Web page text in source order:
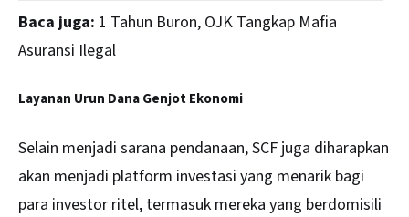
Baca juga: 1 Tahun Buron, OJK Tangkap Mafia
Asuransi Ilegal
Layanan Urun Dana Genjot Ekonomi
Selain menjadi sarana pendanaan, SCF juga diharapkan
akan menjadi platform investasi yang menarik bagi
para investor ritel, termasuk mereka yang berdomisili